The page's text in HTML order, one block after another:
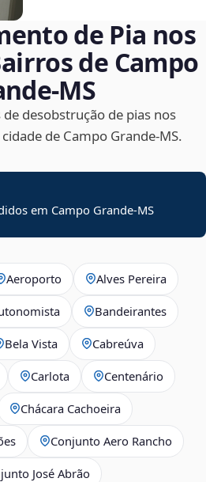
de Pia nos
de Campo
desobstrução de pias nos
de Campo Grande‑MS.
em Campo Grande-MS
Aeroporto Alves Pereira
Bandeirantes
Bela Vista Cabreúva
Carlota Centenário
Chácara Cachoeira
Conjunto Aero Rancho
José Abrão